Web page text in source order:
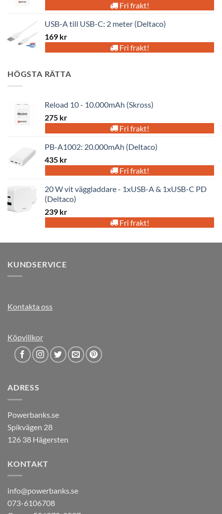
Fri frakt!
USB-A till USB-C: 2 meter (Deltaco)
169 kr
Fri frakt!
HÖGSTA RÄTTA
Reload 10 - 10.000mAh (Skross)
275 kr
Fri frakt!
PB-A1002: 20.000mAh (Deltaco)
435 kr
Fri frakt!
20 W vit väggladdare - 1xUSB-A & 1xUSB-C PD
(Deltaco)
239 kr
Fri frakt!
KUNDSERVICE
Kontakta oss
Köpvillkor
ADRESS
Powerbanks.se
Spikvägen 28
126 38 Hägersten
KONTAKT
info@powerbanks.se
073-6106708